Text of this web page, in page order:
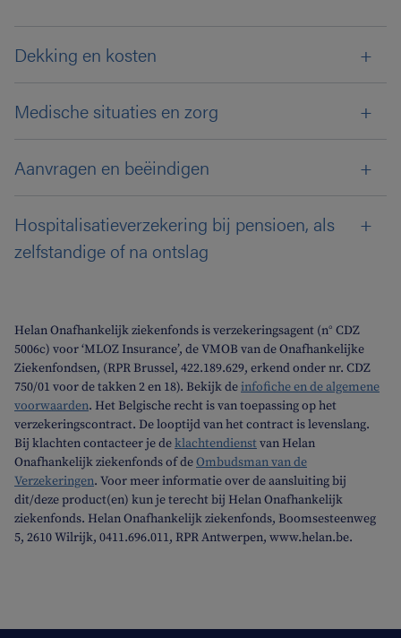
Dekking en kosten
Medische situaties en zorg
Aanvragen en beëindigen
Hospitalisatieverzekering bij pensioen, als
zelfstandige of na ontslag
Helan Onafhankelijk ziekenfonds is verzekeringsagent (n° CDZ
5006c) voor ‘MLOZ Insurance’, de VMOB van de Onafhankelijke
Ziekenfondsen, (RPR Brussel, 422.189.629, erkend onder nr. CDZ
750/01 voor de takken 2 en 18). Bekijk deinfofiche en de algemene
voorwaarden. Het Belgische recht is van toepassing op het
verzekeringscontract. De looptijd van het contract is levenslang.
Bij klachten contacteer je deklachtendienstvan Helan
Onafhankelijk ziekenfonds of deOmbudsman van de
Verzekeringen. Voor meer informatie over de aansluiting bij
dit/deze product(en) kun je terecht bij Helan Onafhankelijk
ziekenfonds. Helan Onafhankelijk ziekenfonds, Boomsesteenweg
5, 2610 Wilrijk, 0411.696.011, RPR Antwerpen, www.helan.be.